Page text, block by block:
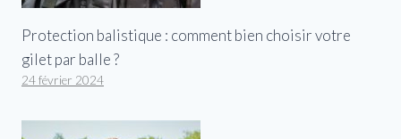
Protection balistique : comment bien choisir votre
gilet par balle ?
24 février 2024